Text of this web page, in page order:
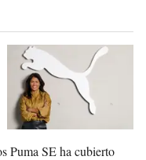
Puma SE ha cubierto